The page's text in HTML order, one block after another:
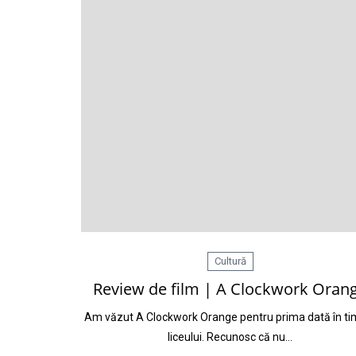
Cultură
Review de film | A Clockwork
Am văzut A Clockwork Orange pentru prima dată în
liceului. Recunosc că nu…